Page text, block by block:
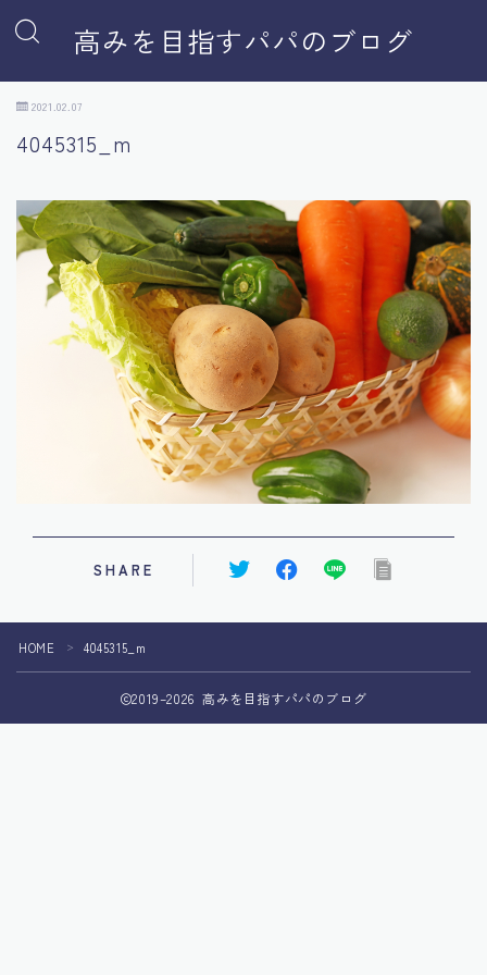
高みを目指すパパのブログ
2021.02.07
4045315_m
SHARE
HOME ＞ 4045315_m
2019–2026 高みを目指すパパのブログ